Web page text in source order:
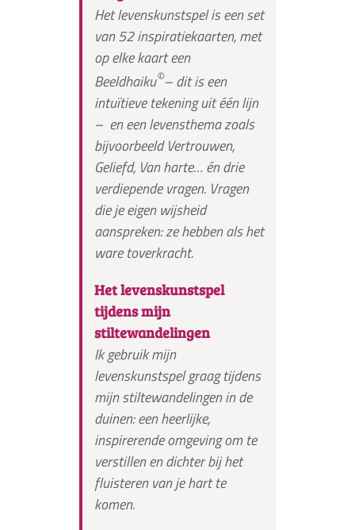
Het levenskunstspel is een set
van 52 inspiratiekaarten, met
op elke kaart een
Beeldhaiku©– dit is een
intuïtieve tekening uit één lijn
– en een levensthema zoals
bijvoorbeeld Vertrouwen,
Geliefd, Van harte… én drie
verdiepende vragen. Vragen
die je eigen wijsheid
aanspreken: ze hebben als het
ware toverkracht.
Het levenskunstspel
tijdens mijn
stiltewandelingen
Ik gebruik mijn
levenskunstspel graag tijdens
mijn stiltewandelingen in de
duinen: een heerlijke,
inspirerende omgeving om te
verstillen en dichter bij het
fluisteren van je hart te
komen.